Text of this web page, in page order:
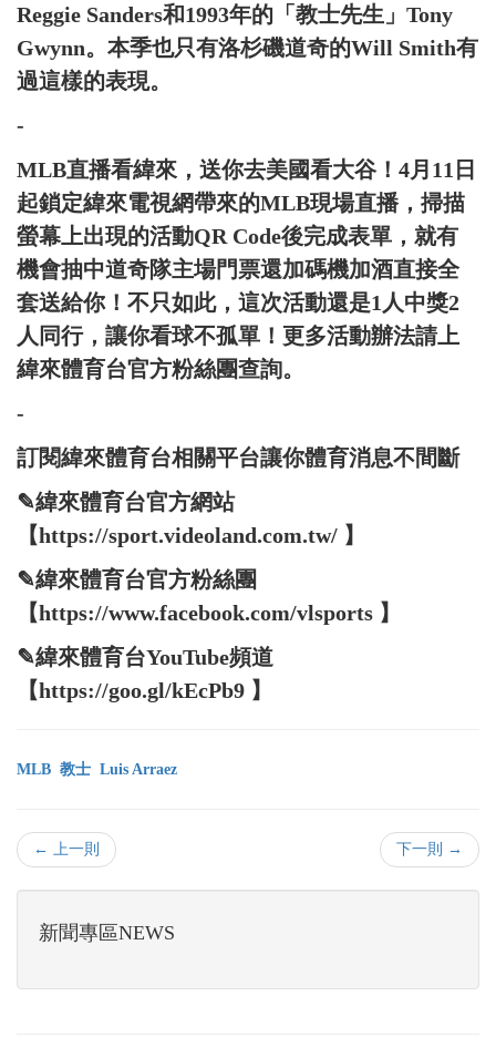
Reggie Sanders和1993年的「教士先生」Tony
Gwynn。本季也只有洛杉磯道奇的Will Smith有
過這樣的表現。
-
MLB直播看緯來，送你去美國看大谷！4月11日
起鎖定緯來電視網帶來的MLB現場直播，掃描
螢幕上出現的活動QR Code後完成表單，就有
機會抽中道奇隊主場門票還加碼機加酒直接全
套送給你！不只如此，這次活動還是1人中獎2
人同行，讓你看球不孤單！更多活動辦法請上
緯來體育台官方粉絲團查詢。
-
訂閱緯來體育台相關平台讓你體育消息不間斷
✎緯來體育台官方網站
【https://sport.videoland.com.tw/ 】
✎緯來體育台官方粉絲團
【https://www.facebook.com/vlsports 】
✎緯來體育台YouTube頻道
【https://goo.gl/kEcPb9 】
MLB 教士 Luis Arraez
← 上一則 下一則 →
新聞專區NEWS